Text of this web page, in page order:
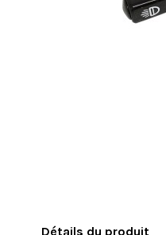
Détails du produit